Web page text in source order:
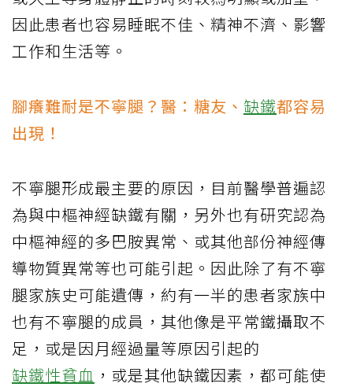
因此患者也容易睡眠不佳、精神不濟、影響
工作和生活等。
腳癢難耐是不寧腿？醫：糖友、 缺鐵都容易
出現！
不寧腿形成最主要的原因，目前醫學普遍認
為與中樞神經缺鐵有關，另外也有研究認為
中樞神經的多巴胺異常、或其他部份神經傳
導物質異常等也可能引起。因此除了有不寧
腿家族史可能遺傳，約有一半的患者家族中
也有不寧腿的成員，其他像是平常鐵攝取不
足，或是因月經過量等原因引起的
缺鐵性貧血 ，或是其他缺鐵因素，都可能使